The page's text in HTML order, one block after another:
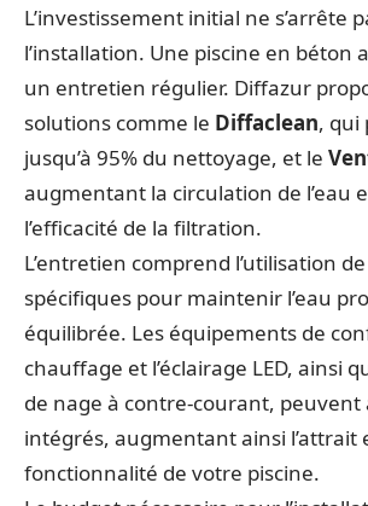
L’investissement initial ne s’arrête
l’installation. Une piscine en béton
un entretien régulier. Diffazur
solutions comme le Diffaclean, qui
jusqu’à 95% du nettoyage, et le
augmentant la circulation de l’eau
l’efficacité de la filtration.
L’entretien comprend l’utilisation
spécifiques pour maintenir l’eau
équilibrée. Les équipements de
chauffage et l’éclairage LED, ainsi
de nage à contre-courant, peuvent
intégrés, augmentant ainsi l’attrait
fonctionnalité de votre piscine.